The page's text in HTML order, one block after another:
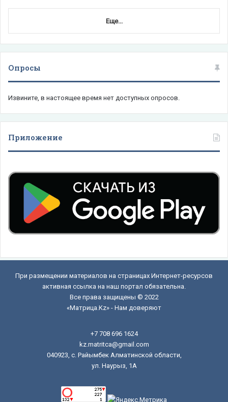
Еще...
Опросы
Извините, в настоящее время нет доступных опросов.
Приложение
При размещении материалов на страницах Интернет-ресурсов
активная ссылка на наш портал обязательна.
Все права защищены © 2022
«Матрица.Kz» - Нам доверяют
+7 708 696 1624
kz.matritca@gmail.com
040923, с. Райымбек Алматинской области,
ул. Наурыз, 1А